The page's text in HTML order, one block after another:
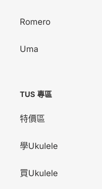
Romero
Uma
TUS 專區
特價區
學Ukulele
買Ukulele